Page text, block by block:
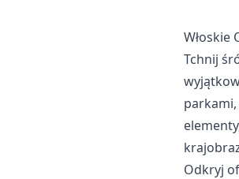
Włoskie
Tchnij
Odkryj
Marketingowe pliki
wyświetlanie reklam,
wydawców i
Nieklasyfikowane
Nieklasyfikowane pliki